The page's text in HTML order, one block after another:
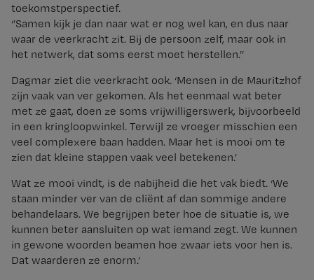
toekomstperspectief.
‘’Samen kijk je dan naar wat er nog wel kan, en dus naar
waar de veerkracht zit. Bij de persoon zelf, maar ook in
het netwerk, dat soms eerst moet herstellen.’’
Dagmar ziet die veerkracht ook. ‘Mensen in de Mauritzhof
zijn vaak van ver gekomen. Als het eenmaal wat beter
met ze gaat, doen ze soms vrijwilligerswerk, bijvoorbeeld
in een kringloopwinkel. Terwijl ze vroeger misschien een
veel complexere baan hadden. Maar het is mooi om te
zien dat kleine stappen vaak veel betekenen.’
Wat ze mooi vindt, is de nabijheid die het vak biedt. ‘We
staan minder ver van de cliënt af dan sommige andere
behandelaars. We begrijpen beter hoe de situatie is, we
kunnen beter aansluiten op wat iemand zegt. We kunnen
in gewone woorden beamen hoe zwaar iets voor hen is.
Dat waarderen ze enorm.’